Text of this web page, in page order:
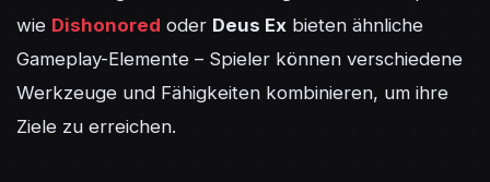
wie Dishonored oder Deus Ex bieten ähnliche
Gameplay-Elemente – Spieler können verschiedene
Werkzeuge und Fähigkeiten kombinieren, um ihre
Ziele zu erreichen.